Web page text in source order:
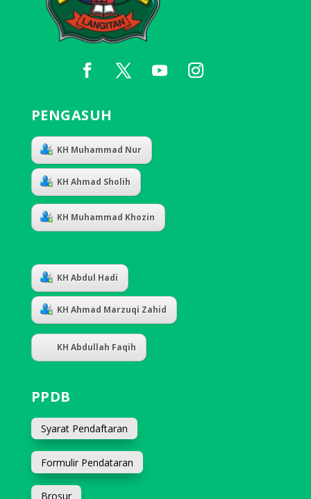
PENGASUH
KH Muhammad Nur
KH Ahmad Sholih
KH Muhammad Khozin
KH Abdul Hadi
KH Ahmad Marzuqi Zahid
KH Abdullah Faqih
PPDB
Syarat Pendaftaran
Formulir Pendataran
Brosur